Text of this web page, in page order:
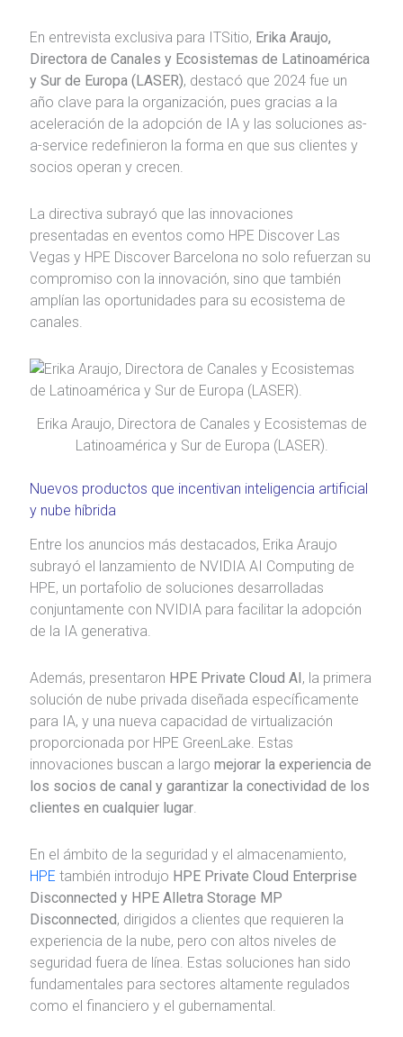
En entrevista exclusiva para ITSitio, Erika Araujo,
Directora de Canales y Ecosistemas de Latinoamérica
y Sur de Europa (LASER), destacó que 2024 fue un
año clave para la organización, pues gracias a la
aceleración de la adopción de IA y las soluciones as-
a-service redefinieron la forma en que sus clientes y
socios operan y crecen.
La directiva subrayó que las innovaciones
presentadas en eventos como HPE Discover Las
Vegas y HPE Discover Barcelona no solo refuerzan su
compromiso con la innovación, sino que también
amplían las oportunidades para su ecosistema de
canales.
Erika Araujo, Directora de Canales y Ecosistemas de
Latinoamérica y Sur de Europa (LASER).
Nuevos productos que incentivan inteligencia artificial
y nube híbrida
Entre los anuncios más destacados, Erika Araujo
subrayó el lanzamiento de NVIDIA AI Computing de
HPE, un portafolio de soluciones desarrolladas
conjuntamente con NVIDIA para facilitar la adopción
de la IA generativa.
Además, presentaron HPE Private Cloud AI , la primera
solución de nube privada diseñada específicamente
para IA, y una nueva capacidad de virtualización
proporcionada por HPE GreenLake. Estas
innovaciones buscan a largo mejorar la experiencia de
los socios de canal y garantizar la conectividad de los
clientes en cualquier lugar.
En el ámbito de la seguridad y el almacenamiento,
HPE también introdujo HPE Private Cloud Enterprise
Disconnected y HPE Alletra Storage MP
Disconnected, dirigidos a clientes que requieren la
experiencia de la nube, pero con altos niveles de
seguridad fuera de línea. Estas soluciones han sido
fundamentales para sectores altamente regulados
como el financiero y el gubernamental.